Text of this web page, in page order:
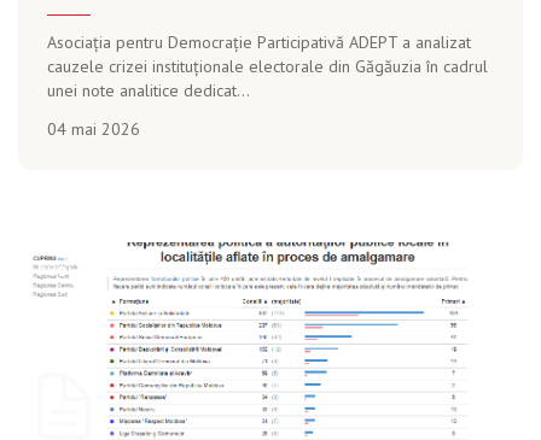
Asociația pentru Democrație Participativă ADEPT a analizat
cauzele crizei instituționale electorale din Găgăuzia în cadrul
unei note analitice dedicat...
04 mai 2026
PUBLICAȚIE